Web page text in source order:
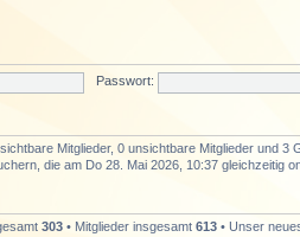
Passwort:
Mitglieder, 0 unsichtbare Mitglieder und
die am Do 28. Mai 2026, 10:37 gleichzeitig
303 • Mitglieder insgesamt 613 • Unser